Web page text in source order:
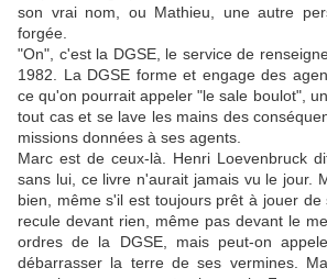
son vrai nom, ou Mathieu, une autre
forgée.
"On", c'est la DGSE, le service de
1982. La DGSE forme et engage des
ce qu'on pourrait appeler "le sale boulot",
tout cas et se lave les mains des
missions données à ses agents.
Marc est de ceux-là. Henri Loevenbruck
sans lui, ce livre n'aurait jamais vu le jour.
bien, même s'il est toujours prêt à jouer
recule devant rien, même pas devant le
ordres de la DGSE, mais peut-on
débarrasser la terre de ses vermines.